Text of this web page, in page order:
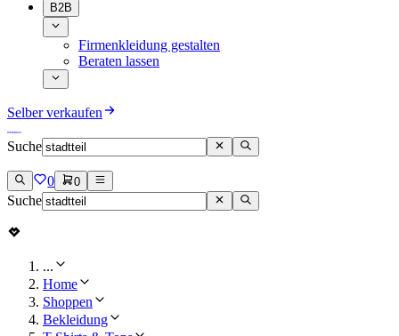
B2B
Firmenkleidung gestalten
Beraten lassen
Selber verkaufen
Suche
0 0
Suche
...
Home
Shoppen
Bekleidung